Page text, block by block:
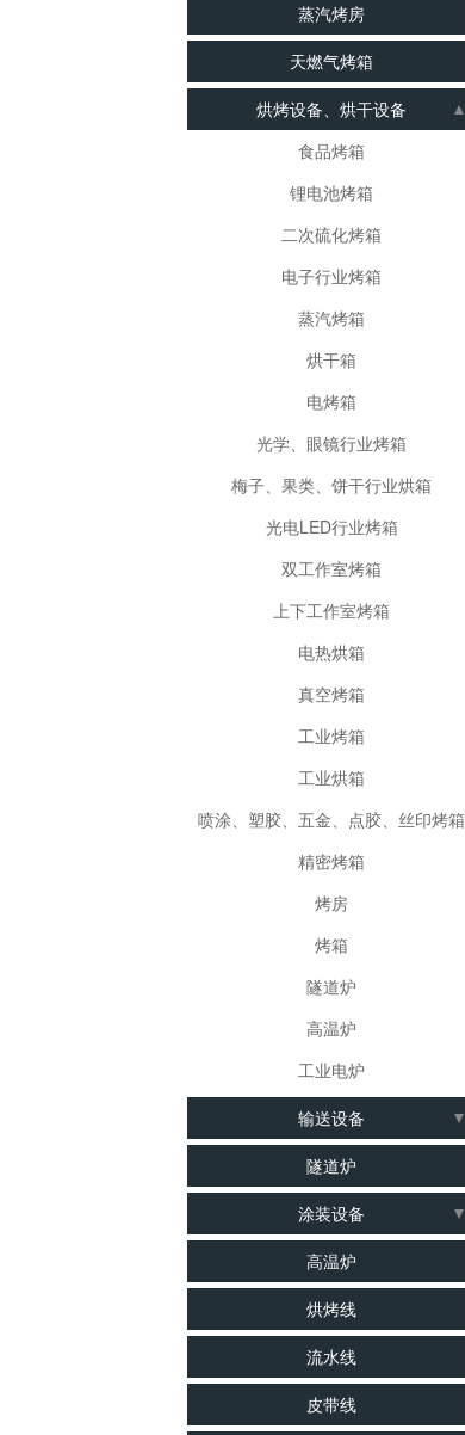
蒸汽烤房
天燃气烤箱
烘烤设备、烘干设备
食品烤箱
锂电池烤箱
二次硫化烤箱
电子行业烤箱
蒸汽烤箱
烘干箱
电烤箱
光学、眼镜行业烤箱
梅子、果类、饼干行业烘箱
光电LED行业烤箱
双工作室烤箱
上下工作室烤箱
电热烘箱
真空烤箱
工业烤箱
工业烘箱
喷涂、塑胶、五金、点胶、丝印烤箱
精密烤箱
烤房
烤箱
隧道炉
高温炉
工业电炉
输送设备
流水线
皮带线
爬坡线
倍速链线
组装生产线
滚筒线
输送线
隧道炉
涂装设备
涂装线
UV固化炉
悬挂链
水帘柜
清洗线
高温炉
烘烤线
流水线
皮带线